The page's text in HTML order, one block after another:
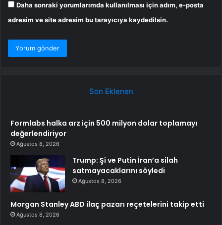
Daha sonraki yorumlarımda kullanılması için adım, e-posta
adresim ve site adresim bu tarayıcıya kaydedilsin.
Son Eklenen
Formlabs halka arz için 500 milyon dolar toplamayı
değerlendiriyor
Ağustos 8, 2026
Trump: Şi ve Putin İran’a silah
satmayacaklarını söyledi
Ağustos 8, 2026
Morgan Stanley ABD ilaç pazarı reçetelerini takip etti
Ağustos 8, 2026